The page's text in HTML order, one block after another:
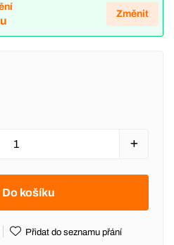
Změnit
Do košíku
Přidat do seznamu přání